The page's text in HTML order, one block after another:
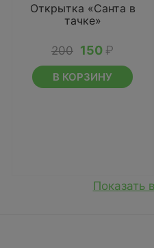
Открытка «Санта в
тачке»
200 150 ₽
В КОРЗИНУ
Показать